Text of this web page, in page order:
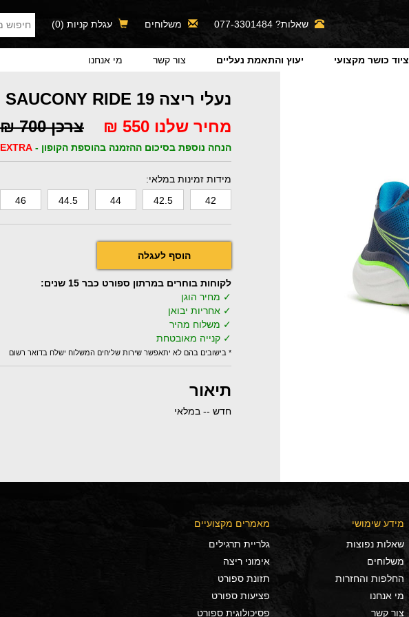
שאלות? 077-3301484 משלוחים עגלת קניות (0)
ציוד כושר מקצועי יעוץ והתאמת נעליים צור קשר מי אנחנו
נעלי ריצה SAUCONY RIDE 19 גברים
מחיר שלנו 550 ₪
צרכן 700 ₪
הנחה נוספת בסיכום ההזמנה בהוספת הקופון - EXTRA
מידות זמינות במלאי:
42
42.5
44
44.5
46
לקוחות בוחרים במרתון ספורט כבר 15 שנים:
✓ מחיר הוגן
✓ אחריות יבואן
✓ משלוח מהיר
✓ קנייה מאובטחת
* בישובים בהם לא יתאפשר שירות שליחים המשלוח ישלח בדואר רשום
תיאור
חדש -- במלאי
מידע שימושי
שאלות נפוצות
משלוחים
החלפות והחזרות
מי אנחנו
צור קשר
מאמרים מקצועיים
גלריית תרגילים
אימוני ריצה
תזונת ספורט
פציעות ספורט
פסיכולוגית ספורט